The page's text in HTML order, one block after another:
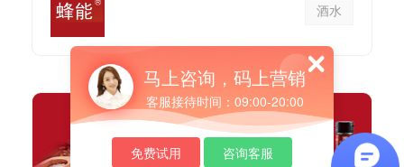
马上咨询，码上营销
客服接待时间：09:00-20:00
免费试用 咨询客服
酒水